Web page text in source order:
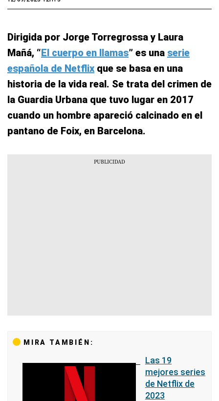
Dirigida por Jorge Torregrossa y Laura
Mañá, “El cuerpo en llamas” es una serie
española de Netflix que se basa en una
historia de la vida real. Se trata del crimen de
la Guardia Urbana que tuvo lugar en 2017
cuando un hombre apareció calcinado en el
pantano de Foix, en Barcelona.
MIRA TAMBIÉN:
Las 19
mejores series
de Netflix de
2023